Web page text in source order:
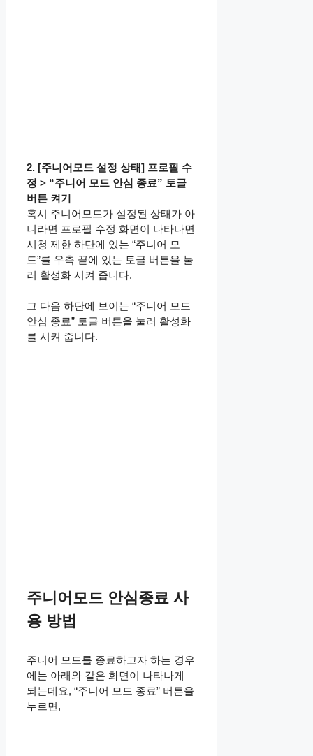
2. [주니어모드 설정 상태] 프로필 수
정 > “주니어 모드 안심 종료” 토글
버튼 켜기
혹시 주니어모드가 설정된 상태가 아
니라면 프로필 수정 화면이 나타나면
시청 제한 하단에 있는 “주니어 모
드”를 우측 끝에 있는 토글 버튼을 눌
러 활성화 시켜 줍니다.
그 다음 하단에 보이는 “주니어 모드
안심 종료” 토글 버튼을 눌러 활성화
를 시켜 줍니다.
주니어모드 안심종료 사
용 방법
주니어 모드를 종료하고자 하는 경우
에는 아래와 같은 화면이 나타나게
되는데요, “주니어 모드 종료” 버튼을
누르면,